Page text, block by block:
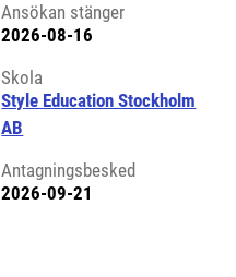
Ansökan stänger
2026-08-16
Skola
Style Education Stockholm
AB
Antagningsbesked
2026-09-21